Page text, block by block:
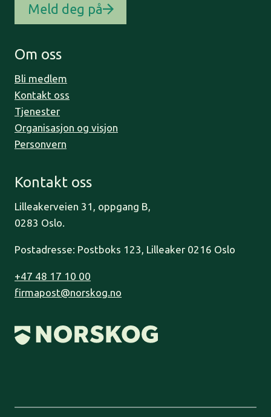
Meld deg på
Om oss
Bli medlem
Kontakt oss
Tjenester
Organisasjon og visjon
Personvern
Kontakt oss
Lilleakerveien 31, oppgang B,
0283 Oslo.
Postadresse: Postboks 123, Lilleaker 0216 Oslo
+47 48 17 10 00
firmapost@norskog.no